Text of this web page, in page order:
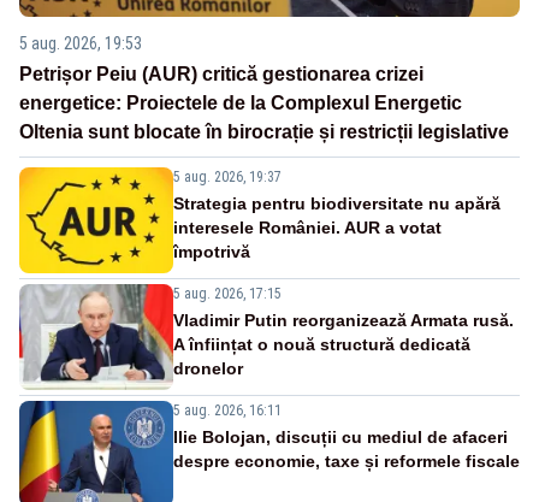
5 aug. 2026, 19:53
Petrișor Peiu (AUR) critică gestionarea crizei
energetice: Proiectele de la Complexul Energetic
Oltenia sunt blocate în birocrație și restricții legislative
5 aug. 2026, 19:37
Strategia pentru biodiversitate nu apără
interesele României. AUR a votat
împotrivă
5 aug. 2026, 17:15
Vladimir Putin reorganizează Armata rusă.
A înființat o nouă structură dedicată
dronelor
5 aug. 2026, 16:11
Ilie Bolojan, discuții cu mediul de afaceri
despre economie, taxe și reformele fiscale